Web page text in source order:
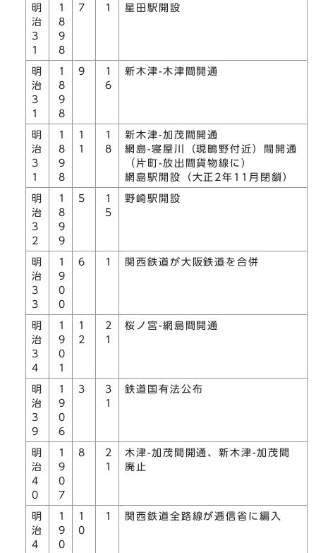
明
治
3
1
1
8
9
8
7 1 星田駅開設
明
治
3
1
1
8
9
8
9
1
6
新木津-木津間開通
明
治
3
1
1
8
9
8
1
1
1
8
新木津-加茂間開通
網島-寝屋川（現鴫野付近）間開通
（片町-放出間貨物線に）
網島駅開設（大正2年11月閉鎖）
明
治
3
2
1
8
9
9
5
1
5
野崎駅開設
明
治
3
3
1
9
0
0
6 1 関西鉄道が大阪鉄道を合併
明
治
3
4
1
9
0
1
1
2
2
1
桜ノ宮-網島間開通
明
治
3
9
1
9
0
6
3
3
1
鉄道国有法公布
明
治
4
0
1
9
0
7
8
2
1
木津-加茂間開通、新木津-加茂間
廃止
明
治
4
1
9
0
1
0
1 関西鉄道全路線が逓信省に編入